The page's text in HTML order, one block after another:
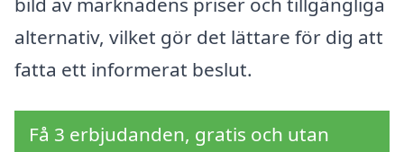
alternativ, vilket gör det lättare för dig att
fatta ett informerat beslut.
Få 3 erbjudanden, gratis och utan